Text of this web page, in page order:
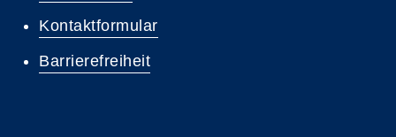
Kontaktformular
Barrierefreiheit